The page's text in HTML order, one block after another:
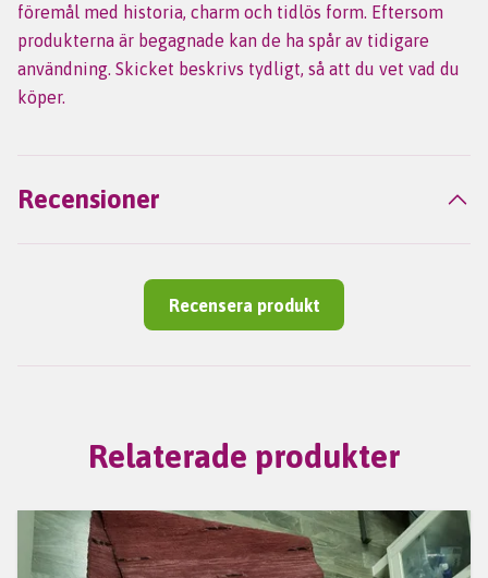
föremål med historia, charm och tidlös form. Eftersom
produkterna är begagnade kan de ha spår av tidigare
användning. Skicket beskrivs tydligt, så att du vet vad du
köper.
Recensioner
Recensera produkt
Relaterade produkter